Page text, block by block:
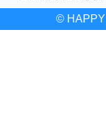
© HAPPY